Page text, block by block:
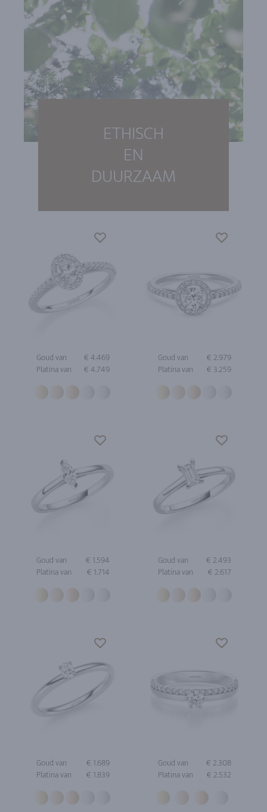
ETHISCH
EN
DUURZAAM
Goud van
€ 4.469
Platina van
€ 4.749
Goud van
€ 2.979
Platina van
€ 3.259
Goud van
€ 1.594
Platina van
€ 1.714
Goud van
€ 2.493
Platina van
€ 2.617
Goud van
€ 1.689
Platina van
€ 1.839
Goud van
€ 2.308
Platina van
€ 2.532